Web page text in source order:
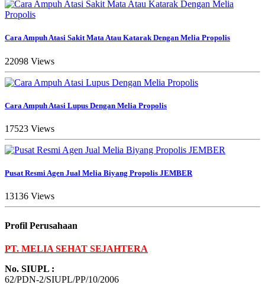
Cara Ampuh Atasi Sakit Mata Atau Katarak Dengan Melia Propolis
22098 Views
Cara Ampuh Atasi Lupus Dengan Melia Propolis
17523 Views
Pusat Resmi Agen Jual Melia Biyang Propolis JEMBER
13136 Views
Profil Perusahaan
PT. MELIA SEHAT SEJAHTERA
No. SIUPL :
62/PDN-2/SIUPL/PP/10/2006